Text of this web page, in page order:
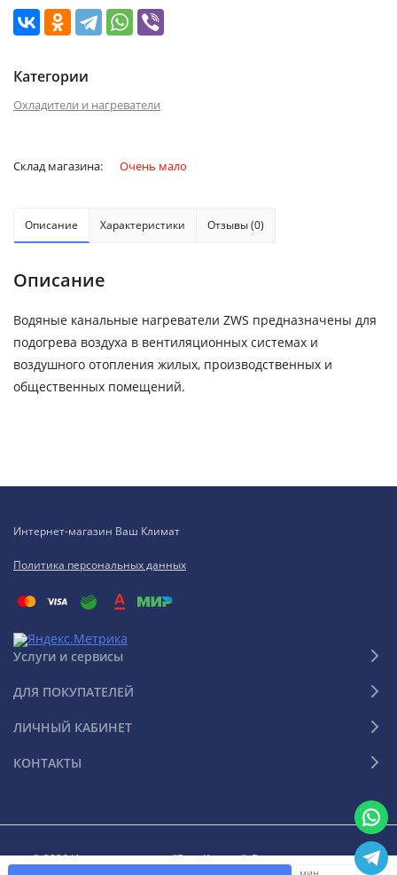
Категории
Охладители и нагреватели
Склад магазина: Очень мало
Описание Характеристики Отзывы (0)
Описание
Водяные канальные нагреватели ZWS предназначены для
подогрева воздуха в вентиляционных системах и
воздушного отопления жилых, производственных и
общественных помещений.
Интернет-магазин Ваш Климат
Политика персональных данных
Услуги и сервисы
ДЛЯ ПОКУПАТЕЛЕЙ
ЛИЧНЫЙ КАБИНЕТ
КОНТАКТЫ
© 2026 Интернет-магазин "Ваш Климат". Все права защищены